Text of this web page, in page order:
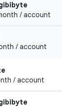
/ account
/ account
/ account